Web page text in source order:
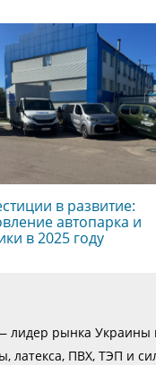
в развитие:
автопарка и
в 2025 году
лидер рынка Украины
латекса, ПВХ, ТЭП и